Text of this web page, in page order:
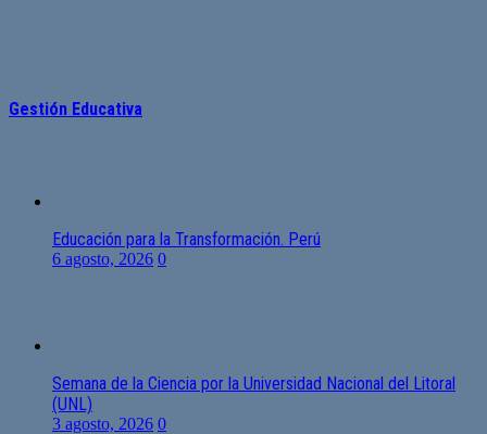
Gestión Educativa
Educación para la Transformación. Perú
6 agosto, 2026 0
Semana de la Ciencia por la Universidad Nacional del Litoral
(UNL)
3 agosto, 2026 0